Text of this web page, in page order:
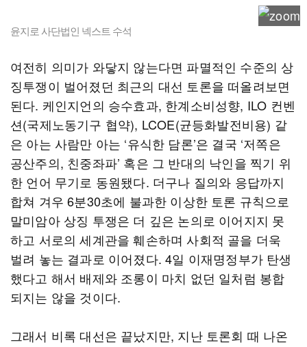
윤지로 사단법인 넥스트 수석
여전히 의미가 와닿지 않는다면 파멸적인 수준의 상
징투쟁이 벌어졌던 최근의 대선 토론을 떠올려보면
된다. 케인지언의 승수효과, 한계소비성향, ILO 컨벤
션(국제노동기구 협약), LCOE(균등화발전비용) 같
은 아는 사람만 아는 ‘유식한 담론’은 결국 ‘저쪽은
공산주의, 친중좌파’ 혹은 그 반대의 낙인을 찍기 위
한 언어 무기로 동원됐다. 더구나 질의와 응답까지
합쳐 겨우 6분30초에 불과한 이상한 토론 규칙으로
말미암아 상징 투쟁은 더 깊은 논의로 이어지지 못
하고 서로의 세계관을 훼손하며 사회적 골을 더욱
벌려 놓는 결과로 이어졌다. 4일 이재명정부가 탄생
했다고 해서 배제와 조롱이 마치 없던 일처럼 봉합
되지는 않을 것이다.
그래서 비록 대선은 끝났지만, 지난 토론회 때 나온